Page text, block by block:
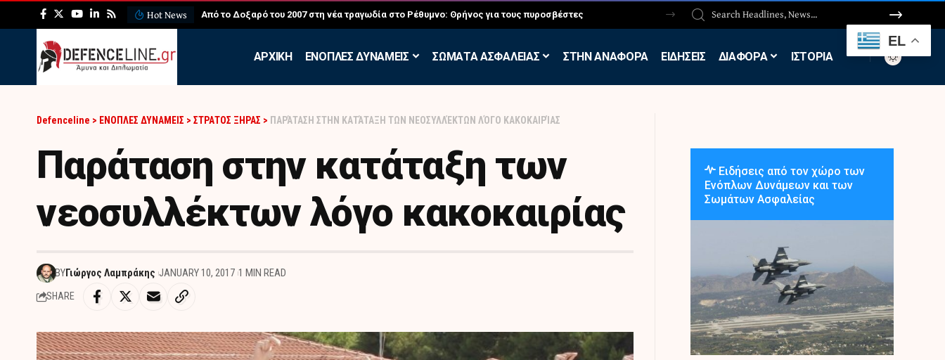
Hot News ΛΕΦΕΔ: Η εντυπωσιακή άσκηση των Εθελοντών Εφέδρων στον Έβρο
APXIKH ΕΝΟΠΛΕΣ ΔΥΝΑΜΕΙΣ ΣΩΜΑΤΑ ΑΣΦΑΛΕΙΑΣ ΣΤΗΝ ΑΝΑΦΟΡΑ ΕΙΔΗΣΕΙΣ ΔΙΑΦΟΡΑ ΙΣΤΟΡΙΑ
Defenceline > ΕΝΟΠΛΕΣ ΔΥΝΑΜΕΙΣ > ΣΤΡΑΤΟΣ ΞΗΡΑΣ > ΠΑΡΆΤΑΣΗ ΣΤΗΝ ΚΑΤΆΤΑΞΗ ΤΩΝ ΝΕΟΣΥΛΛΈΚΤΩΝ ΛΌΓΟ ΚΑΚΟΚΑΙΡΊΑΣ
Παράταση στην κατάταξη των
νεοσυλλέκτων λόγο κακοκαιρίας
BYΓιώργος Λαμπράκης JANUARY 10, 2017 1 MIN READ
SHARE
Ειδήσεις από τον χώρο των
Ενόπλων Δυνάμεων και των
Σωμάτων Ασφαλείας
EL